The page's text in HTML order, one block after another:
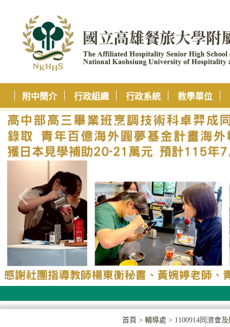
附中簡介 行政組織 行政系統 教學單位
首頁 > 輔導處 > 1100914同濟會